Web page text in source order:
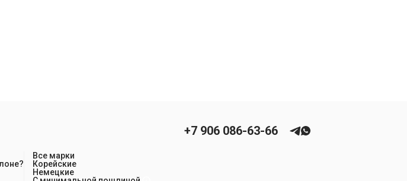
Все марки
Корейские
Немецкие
+7 906 086-63-66